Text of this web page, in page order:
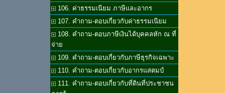
106. ค่าธรรมเนียม ภาษีและอากร
107. คำถาม-ตอบเกี่ยวกับค่าธรรมเนียม
108. คำถาม-ตอบภาษีเงินได้บุคคลหัก ณ ที่
จ่าย
109. คำถาม-ตอบเกี่ยวกับภาษีธุรกิจเฉพาะ
110. คำถาม-ตอบเกี่ยวกับอากรแสตมป์
111. คำถาม-ตอบเกี่ยวกับที่ดินที่ประชาชน